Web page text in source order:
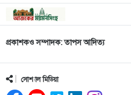
প্রকাশকও সম্পাদক: তাপস আদিত্য
সোশ্যাল মিডিয়া